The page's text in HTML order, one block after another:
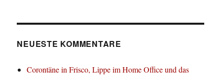
NEUESTE KOMMENTARE
Corontäne in Frisco, Lippe im Home Office und das